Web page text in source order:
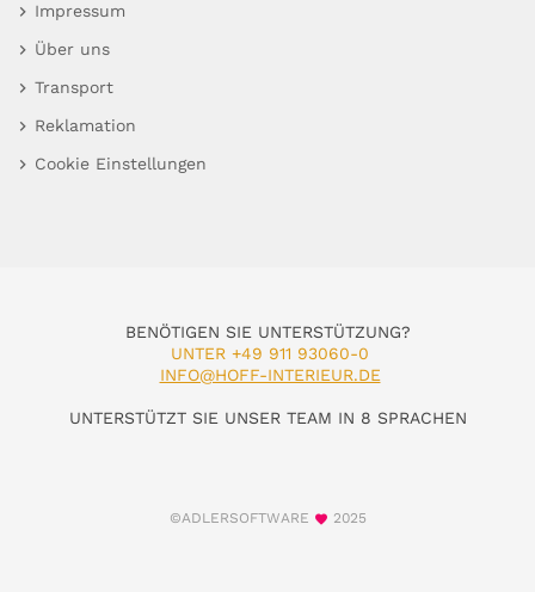
Impressum
Über uns
Transport
Reklamation
Cookie Einstellungen
BENÖTIGEN SIE UNTERSTÜTZUNG?
UNTER +49 911 93060-0
INFO@HOFF-INTERIEUR.DE
UNTERSTÜTZT SIE UNSER TEAM IN 8 SPRACHEN
©ADLERSOFTWARE 2025